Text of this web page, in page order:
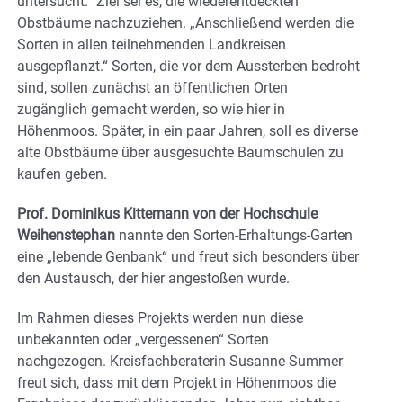
Obstbäume nachzuziehen. „Anschließend werden die
Sorten in allen teilnehmenden Landkreisen
ausgepflanzt.“ Sorten, die vor dem Aussterben bedroht
sind, sollen zunächst an öffentlichen Orten
zugänglich gemacht werden, so wie hier in
Höhenmoos. Später, in ein paar Jahren, soll es diverse
alte Obstbäume über ausgesuchte Baumschulen zu
kaufen geben.
Prof. Dominikus Kittemann von der Hochschule
Weihenstephan nannte den Sorten-Erhaltungs-Garten
eine „lebende Genbank“ und freut sich besonders über
den Austausch, der hier angestoßen wurde.
Im Rahmen dieses Projekts werden nun diese
unbekannten oder „vergessenen“ Sorten
nachgezogen. Kreisfachberaterin Susanne Summer
freut sich, dass mit dem Projekt in Höhenmoos die